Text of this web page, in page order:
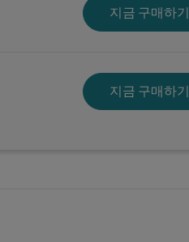
지금 구매하기
지금 구매하기